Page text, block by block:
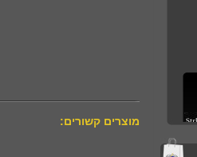
מוצרים קשורים: